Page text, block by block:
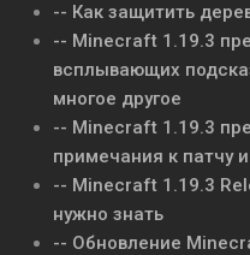
-- Как защитить
-- Minecraft 1.19.3
всплывающих
многое другое
-- Minecraft 1.19.3
примечания к патчу
-- Minecraft 1.19.3
нужно знать
-- Обновление